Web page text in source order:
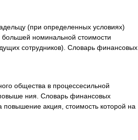
(при определенных условиях)
номинальной стоимости
сотрудников). Словарь финансовых
общества в процессесильной
ния. Словарь финансовых
акция, стоимость которой на